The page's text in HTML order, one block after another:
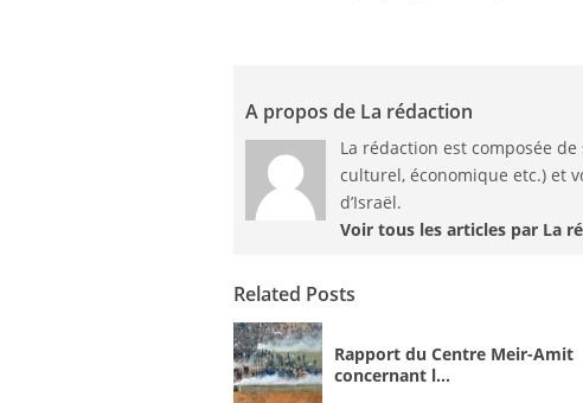
A propos de La rédaction
La rédaction est composée
culturel, économique etc.) et
d’Israël.
Voir tous les articles par La
Related Posts
Rapport du Centre Meir-Amit
concernant l...